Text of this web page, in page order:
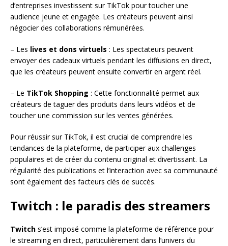
d’entreprises investissent sur TikTok pour toucher une
audience jeune et engagée. Les créateurs peuvent ainsi
négocier des collaborations rémunérées.
– Les lives et dons virtuels : Les spectateurs peuvent
envoyer des cadeaux virtuels pendant les diffusions en direct,
que les créateurs peuvent ensuite convertir en argent réel.
– Le TikTok Shopping : Cette fonctionnalité permet aux
créateurs de taguer des produits dans leurs vidéos et de
toucher une commission sur les ventes générées.
Pour réussir sur TikTok, il est crucial de comprendre les
tendances de la plateforme, de participer aux challenges
populaires et de créer du contenu original et divertissant. La
régularité des publications et l’interaction avec sa communauté
sont également des facteurs clés de succès.
Twitch : le paradis des streamers
Twitch s’est imposé comme la plateforme de référence pour
le streaming en direct, particulièrement dans l’univers du